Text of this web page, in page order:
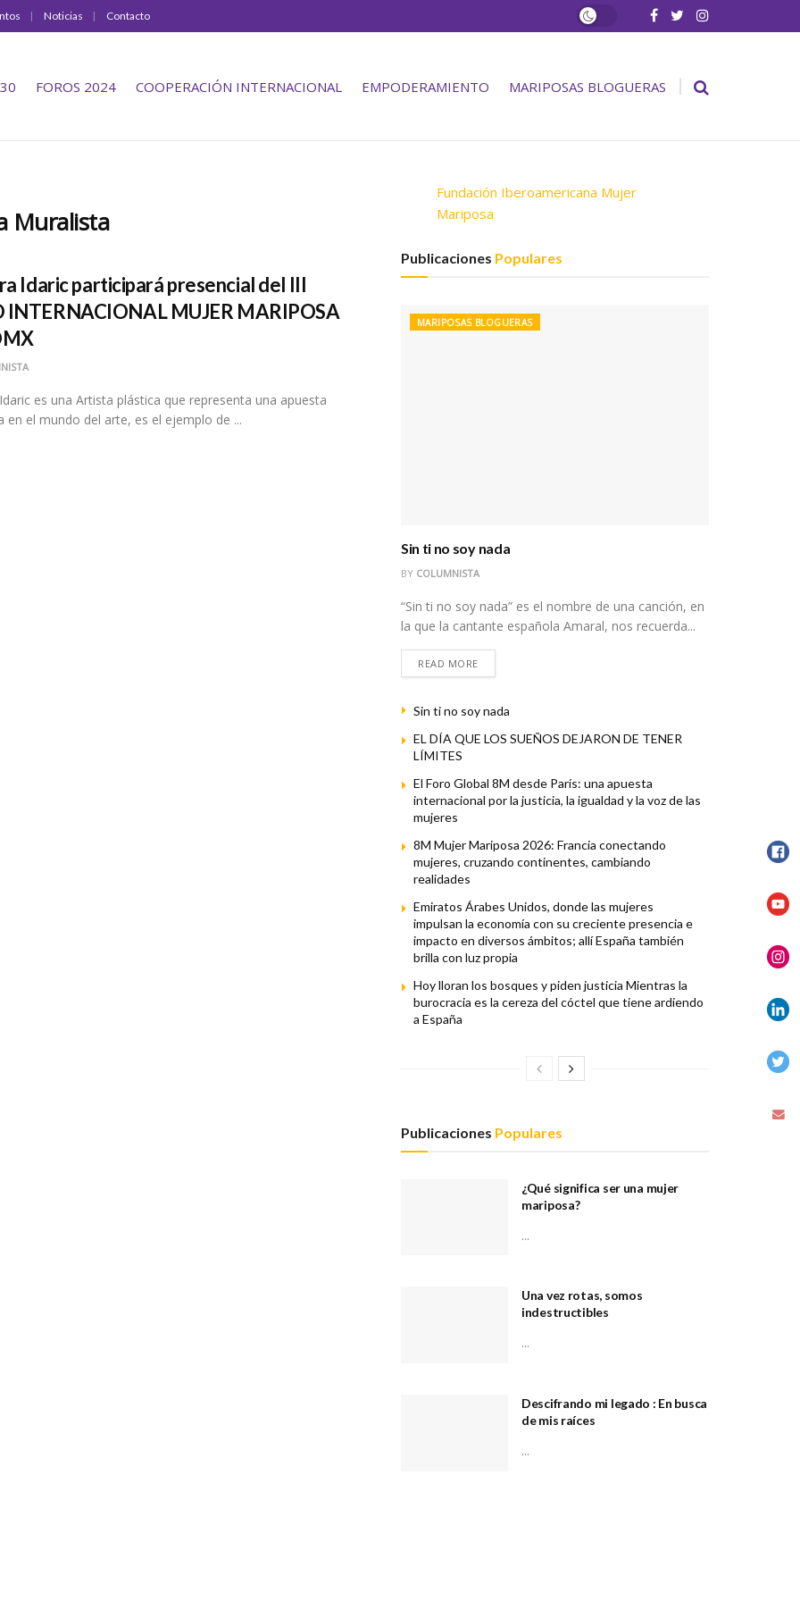
Noticias Contacto
FOROS 2024 COOPERACIÓN INTERNACIONAL EMPODERAMIENTO MARIPOSAS BLOGUERAS
Muralista
Idaric participará presencial del III
INTERNACIONAL MUJER MARIPOSA
es una Artista plástica que representa una apuesta
en el mundo del arte, es el ejemplo de ...
Fundación Iberoamericana Mujer
Mariposa
Publicaciones Populares
MARIPOSAS BLOGUERAS
Sin ti no soy nada
BY COLUMNISTA
“Sin ti no soy nada” es el nombre de una canción, en
la que la cantante española Amaral, nos recuerda...
READ MORE
Sin ti no soy nada
EL DÍA QUE LOS SUEÑOS DEJARON DE TENER
LÍMITES
El Foro Global 8M desde París: una apuesta
internacional por la justicia, la igualdad y la voz de las
mujeres
8M Mujer Mariposa 2026: Francia conectando
mujeres, cruzando continentes, cambiando
realidades
Emiratos Árabes Unidos, donde las mujeres
impulsan la economía con su creciente presencia e
impacto en diversos ámbitos; allí España también
brilla con luz propia
Hoy lloran los bosques y piden justicia Mientras la
burocracia es la cereza del cóctel que tiene ardiendo
a España
Publicaciones Populares
¿Qué significa ser una mujer
mariposa?
...
Una vez rotas, somos
indestructibles
...
Descifrando mi legado : En busca
de mis raíces
...